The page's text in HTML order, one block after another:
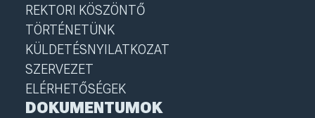
REKTORI KÖSZÖNTŐ
TÖRTÉNETÜNK
KÜLDETÉSNYILATKOZAT
SZERVEZET
ELÉRHETŐSÉGEK
DOKUMENTUMOK